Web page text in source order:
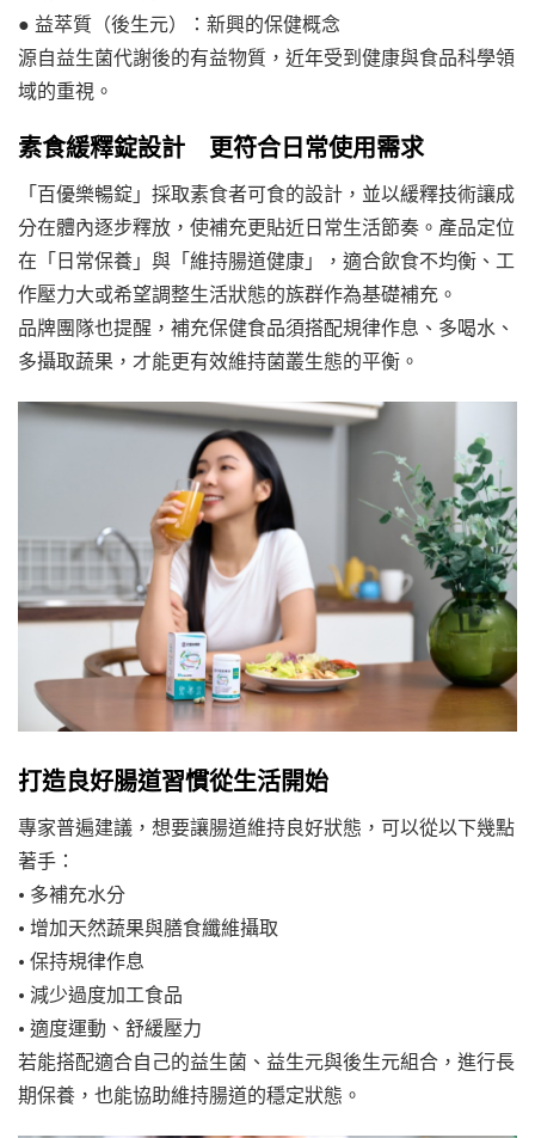
● 益萃質（後生元）：新興的保健概念
源自益生菌代謝後的有益物質，近年受到健康與食品科學領
域的重視。
素食緩釋錠設計 更符合日常使用需求
「百優樂暢錠」採取素食者可食的設計，並以緩釋技術讓成
分在體內逐步釋放，使補充更貼近日常生活節奏。產品定位
在「日常保養」與「維持腸道健康」，適合飲食不均衡、工
作壓力大或希望調整生活狀態的族群作為基礎補充。
品牌團隊也提醒，補充保健食品須搭配規律作息、多喝水、
多攝取蔬果，才能更有效維持菌叢生態的平衡。
打造良好腸道習慣從生活開始
專家普遍建議，想要讓腸道維持良好狀態，可以從以下幾點
著手：
• 多補充水分
• 增加天然蔬果與膳食纖維攝取
• 保持規律作息
• 減少過度加工食品
• 適度運動、舒緩壓力
若能搭配適合自己的益生菌、益生元與後生元組合，進行長
期保養，也能協助維持腸道的穩定狀態。